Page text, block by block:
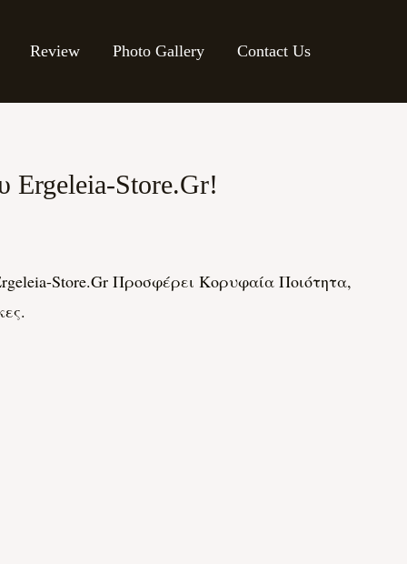
Review Photo Gallery Contact Us
Ergeleia-Store.gr!
Store.gr Προσφέρει Κορυφαία Ποιότητα,